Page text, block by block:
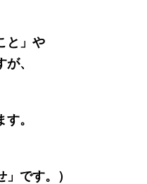
と」や
、
。
です。）